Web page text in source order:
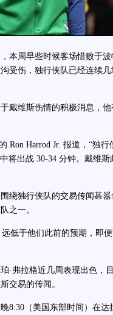
周早些时候客场惜败于波
受伤，独行侠队已经连续
维斯伤情的积极消息，他
Harrod Jr. 报道，“独行
将出战 30-34 分钟。戴维
独行侠队的交易传闻甚嚣
之一。
于他们此前的预期，即便
弗拉格近几周表现出色，
交易的传闻。
（美国东部时间）在达